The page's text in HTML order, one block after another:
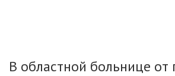
В областной больнице от